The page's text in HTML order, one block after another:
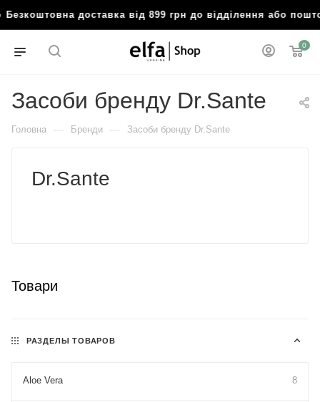
доставка від 899 грн до відділення або
0
Засоби бренду Dr.Sante
Головна — Бренди — Засоби бренду Dr.Sante
Dr.Sante
Товари
РАЗДЕЛЫ ТОВАРОВ
Aloe Vera 8